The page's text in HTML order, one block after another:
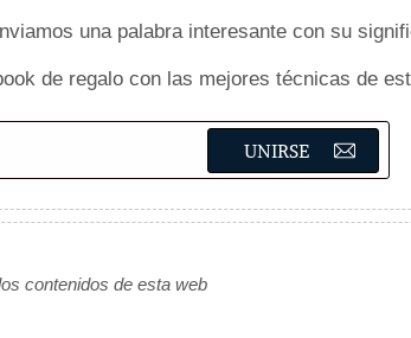
una palabra interesante con su
de regalo con las mejores técnicas de
contenidos de esta web